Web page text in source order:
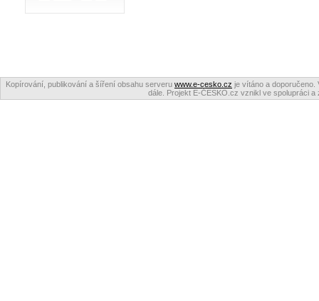
Kopírování, publikování a šíření obsahu serveru www.e-cesko.cz je vítáno a doporučeno.
dále. Projekt E-ČESKO.cz vznikl ve spolupráci